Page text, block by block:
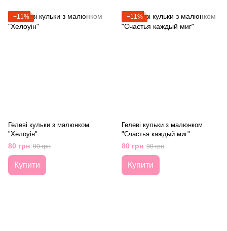
−11%
Гелеві кульки з малюнком
"Хелоуін"
80 грн 90 грн
Купити
−11%
Гелеві кульки з малюнком
"Счастья каждый миг"
80 грн 90 грн
Купити